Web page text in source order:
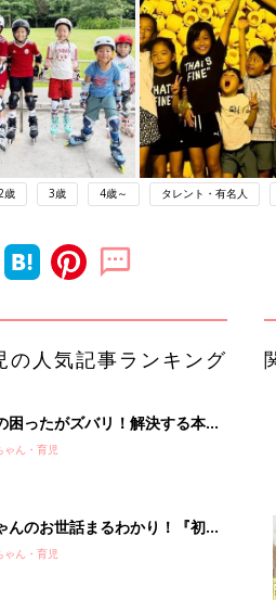
歳 3歳 4歳～ タレント・有名人
の人気記事ランキング
困ったがズバリ！解決する本
こクラブ 夏号』 4カ月～2才
ゃん・育児
んのお世話まるわかり！『初め
よこクラブ 夏号』〈巻頭大特
ゃん・育児